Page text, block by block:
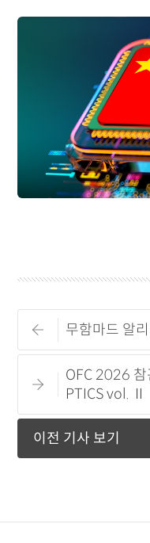
무함마드 알
OFC 2026 참
PTICS vol. Ⅱ
이전 기사 보기